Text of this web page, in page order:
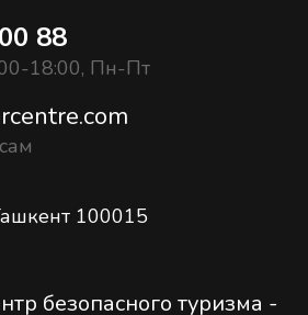
88
18:00, Пн-Пт
100015
безопасного туризма -